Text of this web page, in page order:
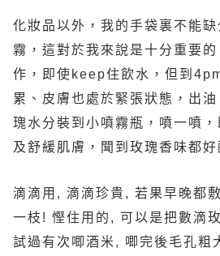
化妝品以外，我的手袋裏不能
霧，這對於我來說是十分重要
作，即使keep住飲水，但到
累、皮膚也處於緊張狀態，出
瑰水分裝到小噴霧瓶，噴一噴
及舒緩肌膚，聞到玫瑰香味都好
滴滴用, 滴滴珍貴, 若果早晚都
一枝! 慳住用的, 可以是把數滴
試過有次唧酒米, 唧完後毛孔粗